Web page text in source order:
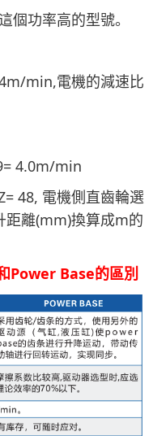
個功率高的型號。
min,電機的減速比
4.0m/min
48, 電機側直齒輪選
距離(mm)換算成m的
Power Base的區別